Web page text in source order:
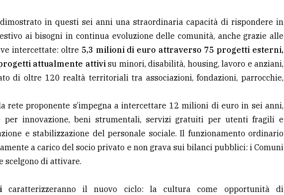
in questi sei anni una straordinaria capacità di rispondere in
ai bisogni in continua evoluzione delle comunità, anche grazie alle
intercettate: oltre 5,3 milioni di euro attraverso 75 progetti esterni,
attualmente attivisu minori, disabilità, housing, lavoro e anziani,
di oltre 120 realtà territoriali tra associazioni, fondazioni, parrocchie,
rete proponente s’impegna a intercettare 12 milioni di euro in sei anni,
per innovazione, beni strumentali, servizi gratuiti per utenti fragili e
e stabilizzazione del personale sociale. Il funzionamento ordinario
a carico del socio privato e non grava sui bilanci pubblici: i Comuni
scelgono di attivare.
caratterizzeranno il nuovo ciclo: la cultura come opportunità di